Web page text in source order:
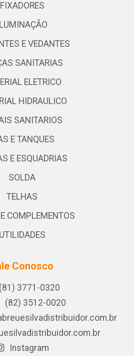
FIXADORES
ILUMINAÇÃO
E VEDANTES
SANITARIAS
ELETRICO
HIDRAULICO
SANITARIOS
E TANQUES
E ESQUADRIAS
SOLDA
TELHAS
COMPLEMENTOS
UTILIDADES
Conosco
(81) 3771-0320
(82) 3512-0020
Instagram